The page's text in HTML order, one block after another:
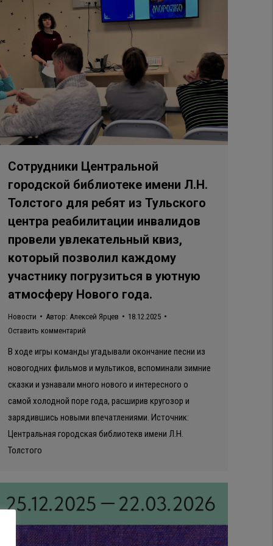
Сотрудники Центральной
городской библиотеке имени Л.Н.
Толстого для ребят из Тульского
центра реабилитации инвалидов
провели увлекательный квиз,
который позволил каждому
участнику погрузиться в уютную
атмосферу Нового года.
Новости Автор: Алексей Ярцев
18.12.2025
Оставить комментарий
В ходе игры команды угадывали окончание песни из
новогодних фильмов и мультиков, вспоминали зимние
сказки и узнавали много нового и интересного о
самой холодной поре года, расширив кругозор и
зарядившись новыми впечатлениями. Источник:
Центральная городская библиотекв имени Л.Н.
Толстого